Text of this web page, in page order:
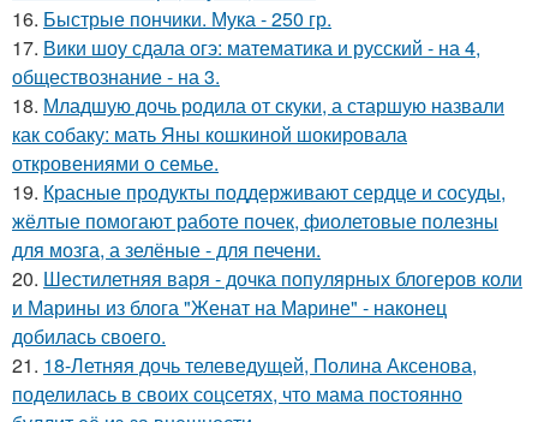
16. Быстрые пончики. Мука - 250 гр.
17. Вики шоу сдала огэ: математика и русский - на 4,
обществознание - на 3.
18. Младшую дочь родила от скуки, а старшую назвали
как собаку: мать Яны кошкиной шокировала
откровениями о семье.
19. Красные продукты поддерживают сердце и сосуды,
жёлтые помогают работе почек, фиолетовые полезны
для мозга, а зелёные - для печени.
20. Шестилетняя варя - дочка популярных блогеров коли
и Марины из блога "Женат на Марине" - наконец
добилась своего.
21. 18-Летняя дочь телеведущей, Полина Аксенова,
поделилась в своих соцсетях, что мама постоянно